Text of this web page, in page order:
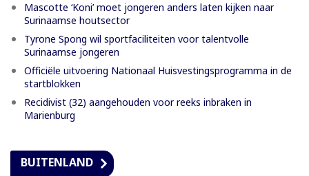
Mascotte ‘Koni’ moet jongeren anders laten kijken naar
Surinaamse houtsector
Tyrone Spong wil sportfaciliteiten voor talentvolle
Surinaamse jongeren
Officiële uitvoering Nationaal Huisvestingsprogramma in de
startblokken
Recidivist (32) aangehouden voor reeks inbraken in
Marienburg
BUITENLAND